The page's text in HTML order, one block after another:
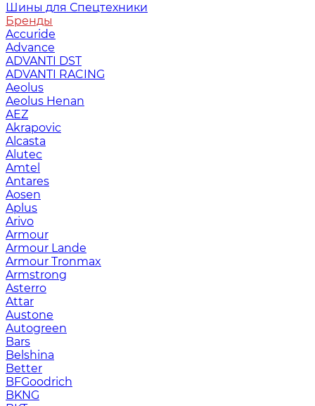
Шины для Спецтехники
Бренды
Accuride
Advance
ADVANTI DST
ADVANTI RACING
Aeolus
Aeolus Henan
AEZ
Akrapovic
Alcasta
Alutec
Amtel
Antares
Aosen
Aplus
Arivo
Armour
Armour Lande
Armour Tronmax
Armstrong
Asterro
Attar
Austone
Autogreen
Bars
Belshina
Better
BFGoodrich
BKNG